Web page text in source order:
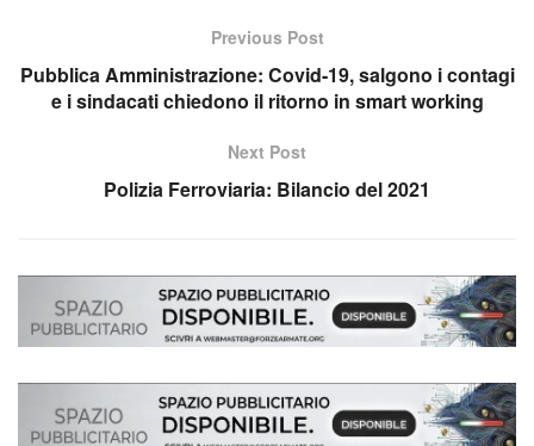
Previous Post
Pubblica Amministrazione: Covid-19, salgono i contagi
e i sindacati chiedono il ritorno in smart working
Next Post
Polizia Ferroviaria: Bilancio del 2021